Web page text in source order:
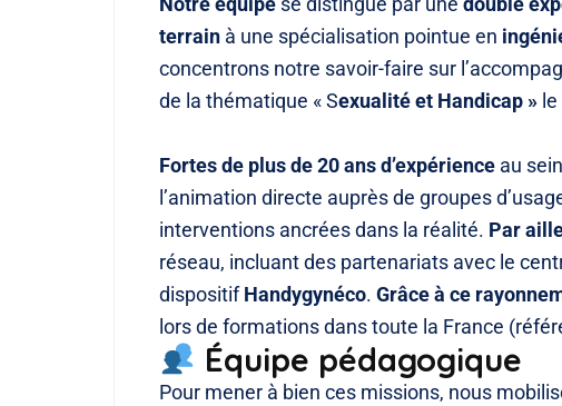
terrain à une spécialisation pointue en
concentrons notre savoir-faire sur
de la thématique « Sexualité et Handicap »
Fortes de plus de 20 ans d’expérience au
l’animation directe auprès de groupes
interventions ancrées dans la réalité. Par
réseau, incluant des partenariats avec le
dispositifHandygynéco. Grâce à ce
lors de formations dans toute la France
Équipe pédagogique
Pour mener à bien ces missions, nous